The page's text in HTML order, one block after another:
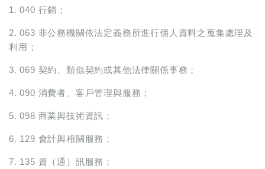
1. 040 行銷；
2. 063 非公務機關依法定義務所進行個人資料之蒐集處理及
利用；
3. 069 契約、類似契約或其他法律關係事務；
4. 090 消費者、客戶管理與服務；
5. 098 商業與技術資訊；
6. 129 會計與相關服務；
7. 135 資（通）訊服務；